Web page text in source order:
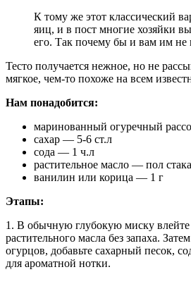
К тому же этот классический
яиц, и в пост многие хозяйки
его. Так почему бы и вам им не
Тесто получается нежное, но не
мягкое, чем-то похоже на всем
Нам понадобится:
маринованный огуречный
сахар — 5-6 ст.л
сода — 1 ч.л
растительное масло — пол
ванилин или корица — 1 г
Этапы:
1. В обычную глубокую миску влейте
растительного масла без запаха.
огурцов, добавьте сахарный песок,
для ароматной нотки.